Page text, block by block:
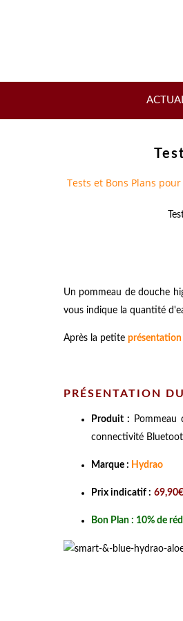
Tests et Bons Plans
Un pommeau de douche
vous indique la quantité
Après la petite présentation
PRÉSENTATION
Produit :
connectivité
Marque : Hydrao
Prix indicatif : 69,90€
Bon Plan : 10% de